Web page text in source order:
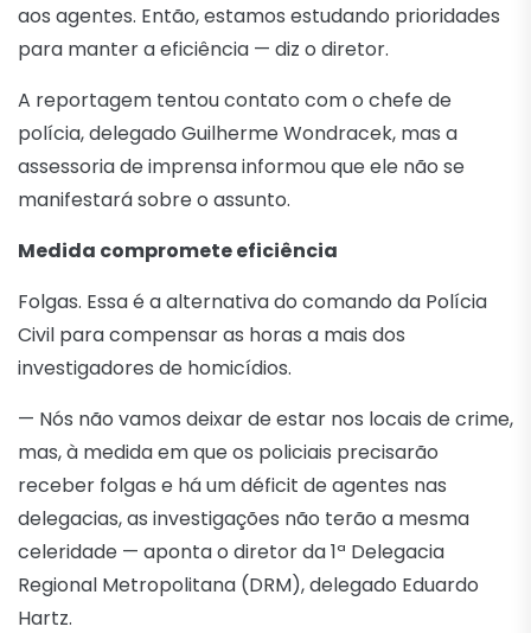
aos agentes. Então, estamos estudando prioridades
para manter a eficiência — diz o diretor.
A reportagem tentou contato com o chefe de
polícia, delegado Guilherme Wondracek, mas a
assessoria de imprensa informou que ele não se
manifestará sobre o assunto.
Medida compromete eficiência
Folgas. Essa é a alternativa do comando da Polícia
Civil para compensar as horas a mais dos
investigadores de homicídios.
— Nós não vamos deixar de estar nos locais de crime,
mas, à medida em que os policiais precisarão
receber folgas e há um déficit de agentes nas
delegacias, as investigações não terão a mesma
celeridade — aponta o diretor da 1ª Delegacia
Regional Metropolitana (DRM), delegado Eduardo
Hartz.